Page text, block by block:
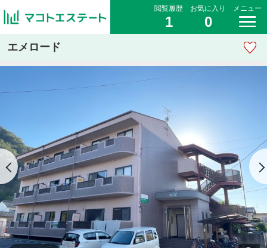
閲覧履歴
1
お気に入り
0
メニュー
エメロード